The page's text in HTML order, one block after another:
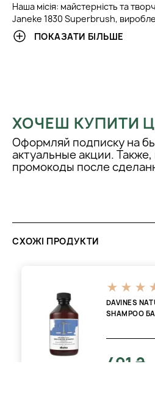
Наша місія: майстерність та
Janeke 1830 Superbrush,
неповторний дизайн та високу
дозволив нам зміцнити
Лінія, яка поєднує в собі
Janeke це ТЕХНОЛОГІЯ
Нова лінія гребінець з
ПОКАЗАТИ БІЛЬШЕ
ХОЧЕШ КУПИТИ
Оформляй подписку на
актуальные акции.
промокоды после
СХОЖІ ПРОДУКТИ
DAVINES
SHAMPOO
491 ₴